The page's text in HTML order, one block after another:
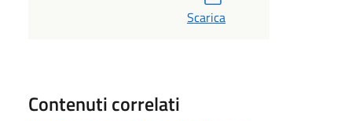
Scarica
Contenuti correlati